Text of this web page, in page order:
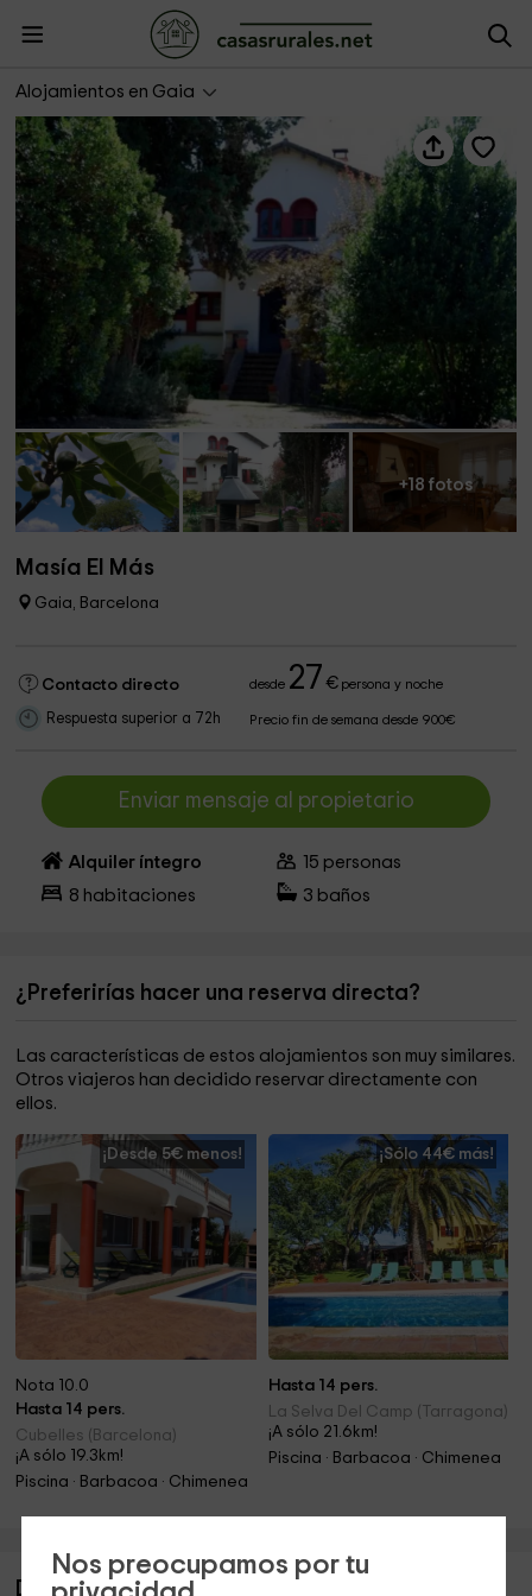
Nos preocupamos por tu
Alojamientos en Gaia
+18 fotos
Masía El Más
Gaia, Barcelona
Contacto directo desde 27 €persona y noche
Respuesta superior a 72h Precio fin de semana desde 900€
Enviar mensaje al propietario
Alquiler íntegro 15 personas
8 habitaciones 3 baños
¿Preferirías hacer una reserva directa?
Las características de estos alojamientos son muy similares.
Otros viajeros han decidido reservar directamente con
ellos.
¡Desde 5€ menos!
Nota 10.0
Hasta 14 pers.
Cubelles (Barcelona)
¡A sólo 19.3km!
Piscina · Barbacoa · Chimenea
¡Sólo 44€ más!
Hasta 14 pers.
La Selva Del Camp (Tarragona)
¡A sólo 21.6km!
Piscina · Barbacoa · Chimenea
Descripción de Masía El Más